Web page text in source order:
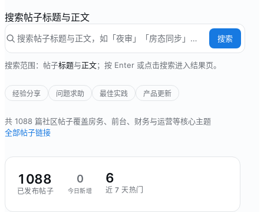
搜索帖子标题与正文
搜索
搜索范围：帖子标题与正文；按 Enter 或点击搜索进入结果页。
经验分享 问题求助 最佳实践 产品更新
共 1088 篇社区帖子覆盖房务、前台、财务与运营等核心主题
全部帖子链接
1088
已发布帖子
0
今日新增
6
近 7 天热门